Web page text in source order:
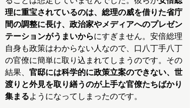
理に重宝されているのは、総理の威を借りた省庁
間の調整に長け、政治家やメディアへのプレゼン
テーションがうまいからにすぎません。安倍総理
自身も政策はわからない人なので、口八丁手八丁
の官僚に簡単に取り込まれてしまうのです。その
結果、 官邸には科学的に政策立案のできない、世
渡りと外見を取り繕うのが上手な官僚たちばかり
集まるようになってしまったのです。